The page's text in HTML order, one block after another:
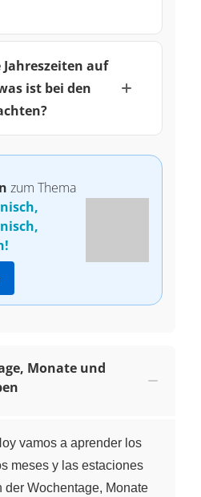
auf
ist bei den
zum Thema
Monate und
vamos a aprender los
meses y las estaciones
der Wochentage, Monate